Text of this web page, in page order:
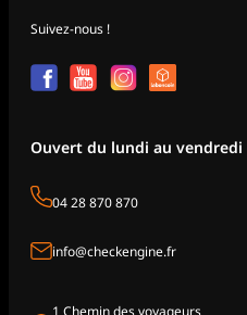
Suivez-nous !
Ouvert du lundi au vendredi
04 28 870 870
info@checkengine.fr
1 Chemin des voyageurs